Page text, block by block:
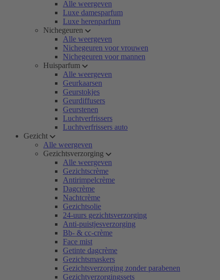
Alle weergeven
Luxe damesparfum
Luxe herenparfum
Nichegeuren
Alle weergeven
Nichegeuren voor vrouwen
Nichegeuren voor mannen
Huisparfum
Alle weergeven
Geurkaarsen
Geurstokjes
Geurdiffusers
Geurstenen
Luchtverfrissers
Luchtverfrissers auto
Gezicht
Alle weergeven
Gezichtsverzorging
Alle weergeven
Gezichtscrème
Antirimpelcrème
Dagcrème
Nachtcrème
Gezichtsolie
24-uurs gezichtsverzorging
Anti-puistjesverzorging
Bb- & cc-crème
Face mist
Getinte dagcrème
Gezichtsmaskers
Gezichtsverzorging zonder parabenen
Gezichtverzorgingssets